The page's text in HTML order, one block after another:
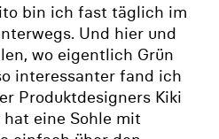
bin ich fast täglich im
Und hier und
wo eigentlich Grün
interessanter fand ich
Produktdesigners Kiki
hat eine Sohle mit